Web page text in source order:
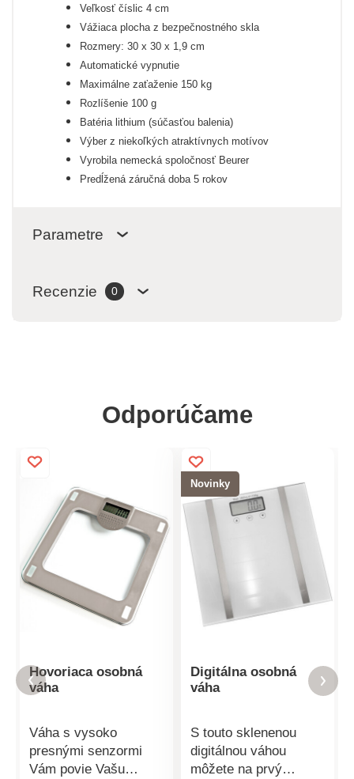
Veľkosť číslic 4 cm
Vážiaca plocha z bezpečnostného skla
Rozmery: 30 x 30 x 1,9 cm
Automatické vypnutie
Maximálne zaťaženie 150 kg
Rozlíšenie 100 g
Batéria lithium (súčasťou balenia)
Výber z niekoľkých atraktívnych motívov
Vyrobila nemecká spoločnosť Beurer
Predĺžená záručná doba 5 rokov
Parametre
Recenzie 0
Odporúčame
Hovoriaca osobná
váha
Váha s vysoko
presnými senzormi
Vám povie Vašu
Novinky
Digitálna osobná
váha
S touto sklenenou
digitálnou váhou
môžete na prvý